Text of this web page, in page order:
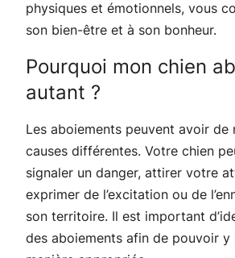
physiques et émotionnels, vous
son bien-être et à son bonheur.
Pourquoi mon chien
autant ?
Les aboiements peuvent avoir de
causes différentes. Votre chien
signaler un danger, attirer votre
exprimer de l’excitation ou de
son territoire. Il est important
des aboiements afin de pouvoir y